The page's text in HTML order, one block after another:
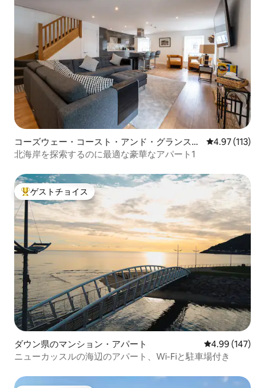
コーズウェー・コースト・アンド・グランスの
マンション・アパート
レビュー113
4.97 (113)
北海岸を探索するのに最適な豪華なアパート1
大好評のゲストチョイスです。
ゲストチョイス
ダウン県のマンション・アパート レビュー147
4.99 (147)
ニューカッスルの海辺のアパート、Wi-Fiと駐車場付き